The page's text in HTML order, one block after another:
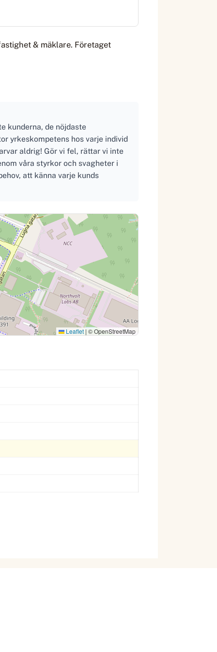
& mäklare. Företaget
kunderna, de nöjdaste
yrkeskompetens hos varje individ
aldrig! Gör vi fel, rättar vi inte
våra styrkor och svagheter i
att känna varje kunds
Leaflet | © OpenStreetMap